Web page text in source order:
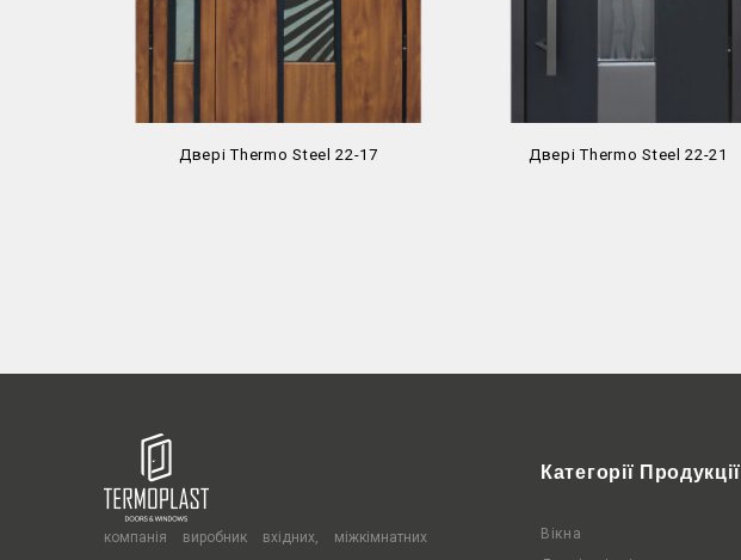
Двері Thermo Steel 22-17 Двері Thermo Steel 22-21
компанія виробник вхідних, міжкімнатних
Категорії Продукції
Вікна